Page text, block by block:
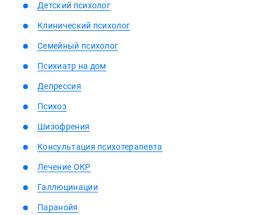
Детский психолог
Клинический психолог
Семейный психолог
Психиатр на дом
Депрессия
Психоз
Шизофрения
Консультация психотерапевта
Лечение ОКР
Галлюцинации
Паранойя